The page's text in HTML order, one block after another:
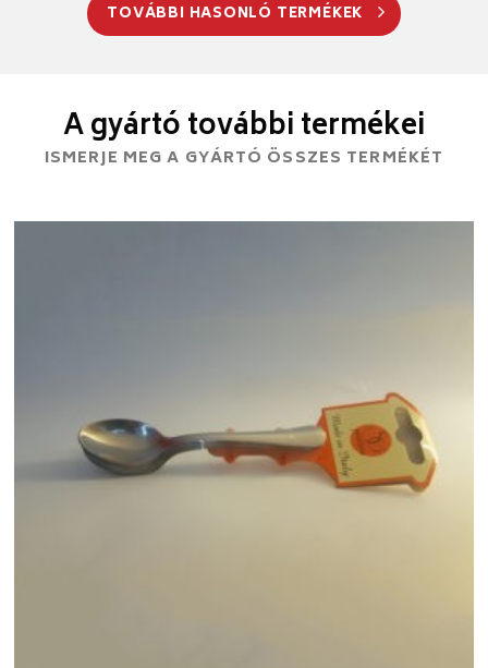
TOVÁBBI HASONLÓ TERMÉKEK
A gyártó további termékei
ISMERJE MEG A GYÁRTÓ ÖSSZES TERMÉKÉT